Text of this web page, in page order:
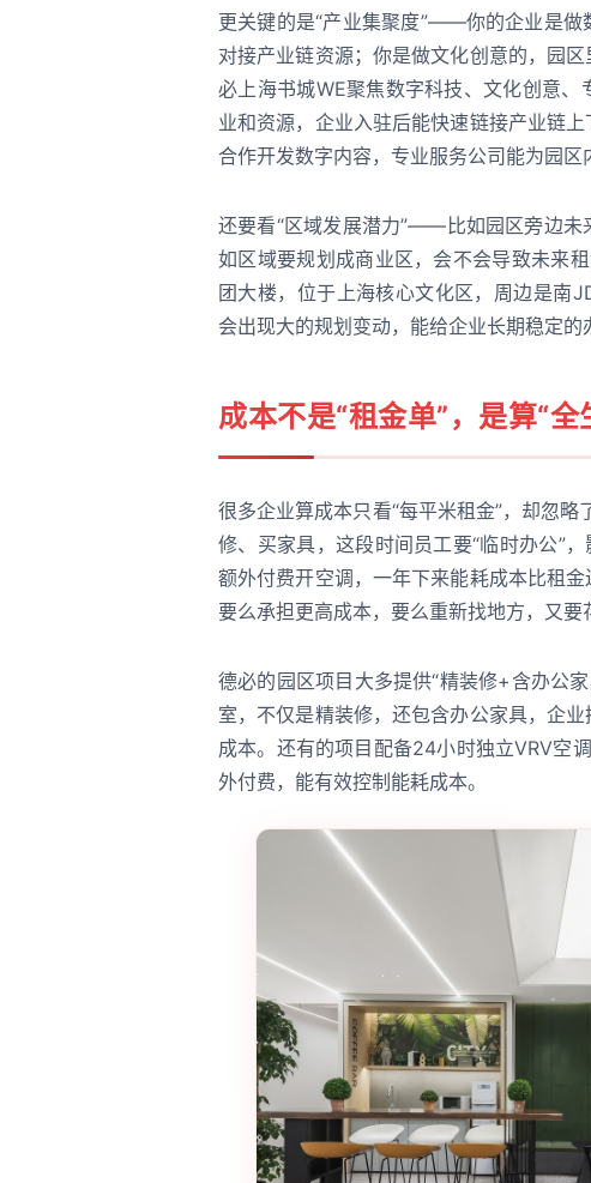
更关键的是“产业集聚度”——你的企业是做
对接产业链资源；你是做文化创意的，园
必上海书城WE聚焦数字科技、文化创意
业和资源，企业入驻后能快速链接产业链
合作开发数字内容，专业服务公司能为园区
还要看“区域发展潜力”——比如园区旁边未
如区域要规划成商业区，会不会导致未来
团大楼，位于上海核心文化区，周边是南
会出现大的规划变动，能给企业长期稳定的
成本不是“租金单”，是算“
很多企业算成本只看“每平米租金”，却忽
修、买家具，这段时间员工要“临时办公”
额外付费开空调，一年下来能耗成本比租
要么承担更高成本，要么重新找地方，又要
德必的园区项目大多提供“精装修+含办公
室，不仅是精装修，还包含办公家具，企
成本。还有的项目配备24小时独立VRV空
外付费，能有效控制能耗成本。